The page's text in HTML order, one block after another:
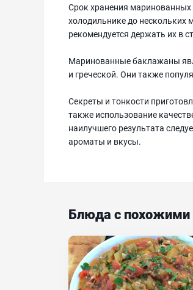
Срок хранения маринованных
холодильнике до
рекомендуется держать их в
Маринованные баклажаны
и греческой. Они также
Секреты и тонкости
также использование
наилучшего результата
ароматы и вкусы.
Блюда с похожими